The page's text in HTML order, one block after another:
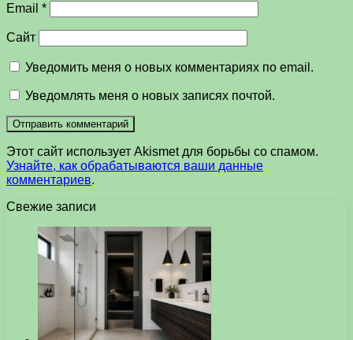
Email *
Сайт
Уведомить меня о новых комментариях по email.
Уведомлять меня о новых записях почтой.
Этот сайт использует Akismet для борьбы со спамом.
Узнайте, как обрабатываются ваши данные
комментариев.
Свежие записи